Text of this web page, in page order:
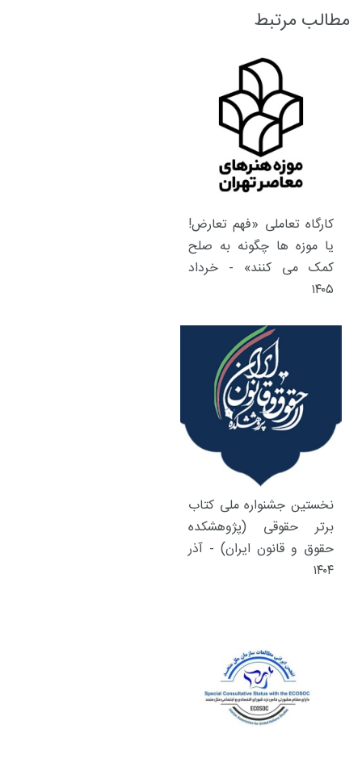
مطالب مرتبط
کارگاه تعاملی «فهم تعارض!
یا موزه ها چگونه به صلح
کمک می کنند» - خرداد
۱۴۰۵
نخستین جشنواره ملی کتاب
برتر حقوقی (پژوهشکده
حقوق و قانون ایران) - آذر
۱۴۰۴